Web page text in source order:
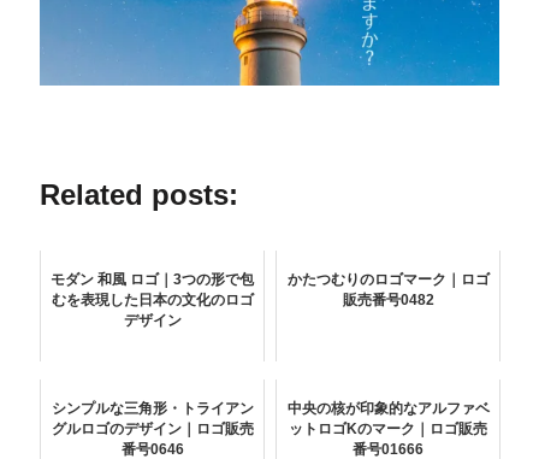
Related posts:
モダン 和風 ロゴ｜3つの形で包
むを表現した日本の文化のロゴ
デザイン
かたつむりのロゴマーク｜ロゴ
販売番号0482
シンプルな三角形・トライアン
グルロゴのデザイン｜ロゴ販売
番号0646
中央の核が印象的なアルファベ
ットロゴKのマーク｜ロゴ販売
番号01666